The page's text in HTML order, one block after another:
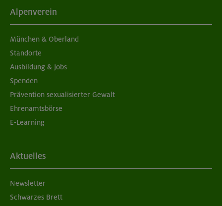
Alpenverein
München & Oberland
Standorte
Ausbildung & Jobs
Spenden
Prävention sexualisierter Gewalt
Ehrenamtsbörse
E-Learning
Aktuelles
Newsletter
Schwarzes Brett